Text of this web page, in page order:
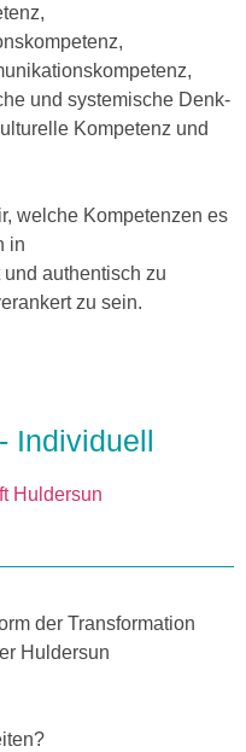
und systemische Denk-
Kompetenz und
welche Kompetenzen es
in
authentisch zu
zu sein.
Individuell
Huldersun
der Transformation
Huldersun